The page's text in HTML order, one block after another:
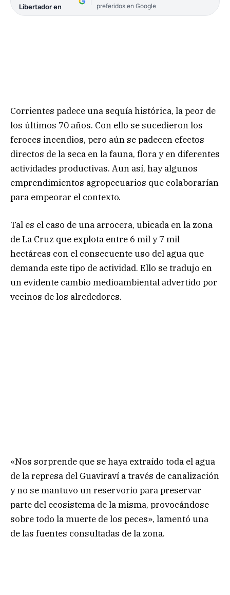
Libertador en
preferidos en Google
Corrientes padece una sequía histórica, la peor de
los últimos 70 años. Con ello se sucedieron los
feroces incendios, pero aún se padecen efectos
directos de la seca en la fauna, flora y en diferentes
actividades productivas. Aun así, hay algunos
emprendimientos agropecuarios que colaborarían
para empeorar el contexto.
Tal es el caso de una arrocera, ubicada en la zona
de La Cruz que explota entre 6 mil y 7 mil
hectáreas con el consecuente uso del agua que
demanda este tipo de actividad. Ello se tradujo en
un evidente cambio medioambiental advertido por
vecinos de los alrededores.
«Nos sorprende que se haya extraído toda el agua
de la represa del Guaviraví a través de canalización
y no se mantuvo un reservorio para preservar
parte del ecosistema de la misma, provocándose
sobre todo la muerte de los peces», lamentó una
de las fuentes consultadas de la zona.